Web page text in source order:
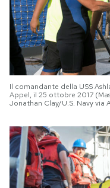
Il comandante della USS
Appel, il 25 ottobre 2017
Jonathan Clay/U.S. Navy via